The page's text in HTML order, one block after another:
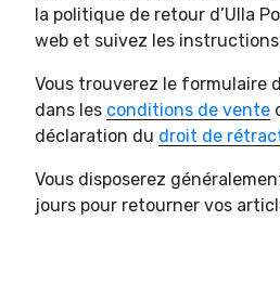
la politique de retour d’Ulla
web et suivez les
Vous trouverez le formulaire
dans les conditions de vente
déclaration du droit de
Vous disposerez
jours pour retourner vos